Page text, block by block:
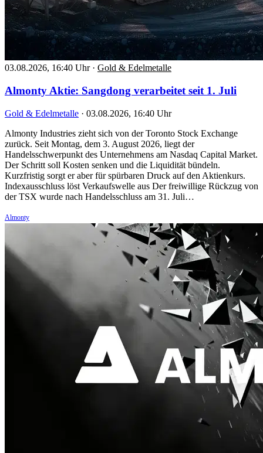
03.08.2026, 16:40 Uhr · Gold & Edelmetalle
Almonty Aktie: Sangdong verarbeitet seit 1. Juli
Gold & Edelmetalle · 03.08.2026, 16:40 Uhr
Almonty Industries zieht sich von der Toronto Stock Exchange
zurück. Seit Montag, dem 3. August 2026, liegt der
Handelsschwerpunkt des Unternehmens am Nasdaq Capital Market.
Der Schritt soll Kosten senken und die Liquidität bündeln.
Kurzfristig sorgt er aber für spürbaren Druck auf den Aktienkurs.
Indexausschluss löst Verkaufswelle aus Der freiwillige Rückzug von
der TSX wurde nach Handelsschluss am 31. Juli…
Almonty